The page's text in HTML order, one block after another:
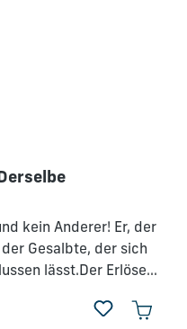
kein Anderer! Er, der
Gesalbte, der sich
lässt.Der Erlöser
heute und in